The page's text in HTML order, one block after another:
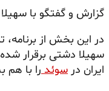
گزارش و گفتگو با
در این بخش از برنامه،
سهیلا دشتی برقرار شده
ایران در سوئدرا با هم